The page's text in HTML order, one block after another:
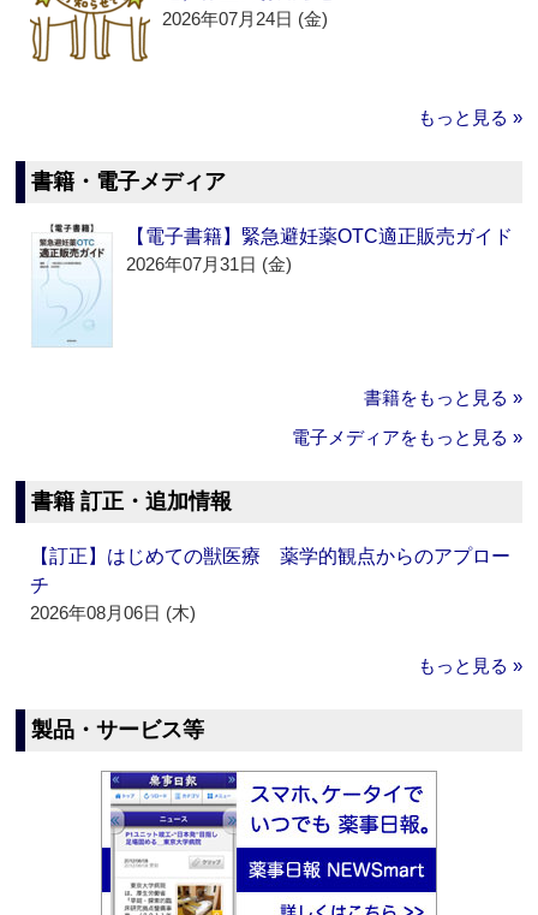
2026年07月24日 (金)
もっと見る »
書籍・電子メディア
【電子書籍】緊急避妊薬OTC適正販売ガイド
2026年07月31日 (金)
書籍をもっと見る »
電子メディアをもっと見る »
書籍 訂正・追加情報
【訂正】はじめての獣医療 薬学的観点からのアプロー
チ
2026年08月06日 (木)
もっと見る »
製品・サービス等